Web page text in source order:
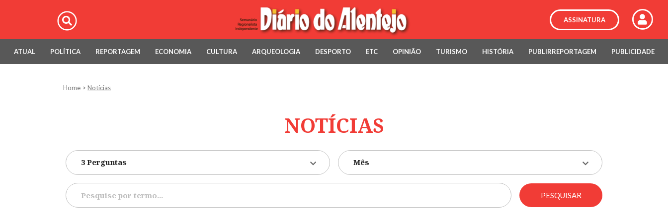
ASSINATURA
ATUAL POLÍTICA REPORTAGEM ECONOMIA CULTURA ARQUEOLOGIA DESPORTO ETC OPINIÃO TURISMO HISTÓRIA PUBLIRREPORTAGEM PUBLICIDADE
Home > Notícias
NOTÍCIAS
3 Perguntas Mês
PESQUISAR